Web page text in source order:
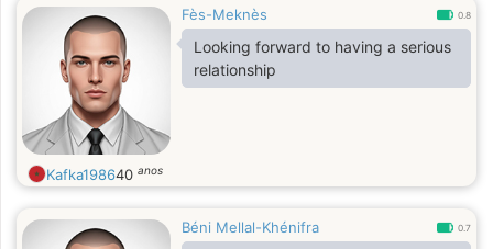
Fès-Meknès 0.8
Looking forward to having a serious
relationship
Kafka198640 anos
Béni Mellal-Khénifra 0.7